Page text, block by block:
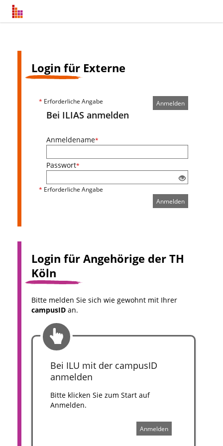
Login für Externe
Anmelden
* Erforderliche Angabe
Bei ILIAS anmelden
Anmeldename*
Passwort*
* Erforderliche Angabe
Anmelden
Login für Angehörige der TH
Köln
Bitte melden Sie sich wie gewohnt mit Ihrer
campusIDan.
Bei ILU mit der campusID
anmelden
Bitte klicken Sie zum Start auf
Anmelden.
Anmelden